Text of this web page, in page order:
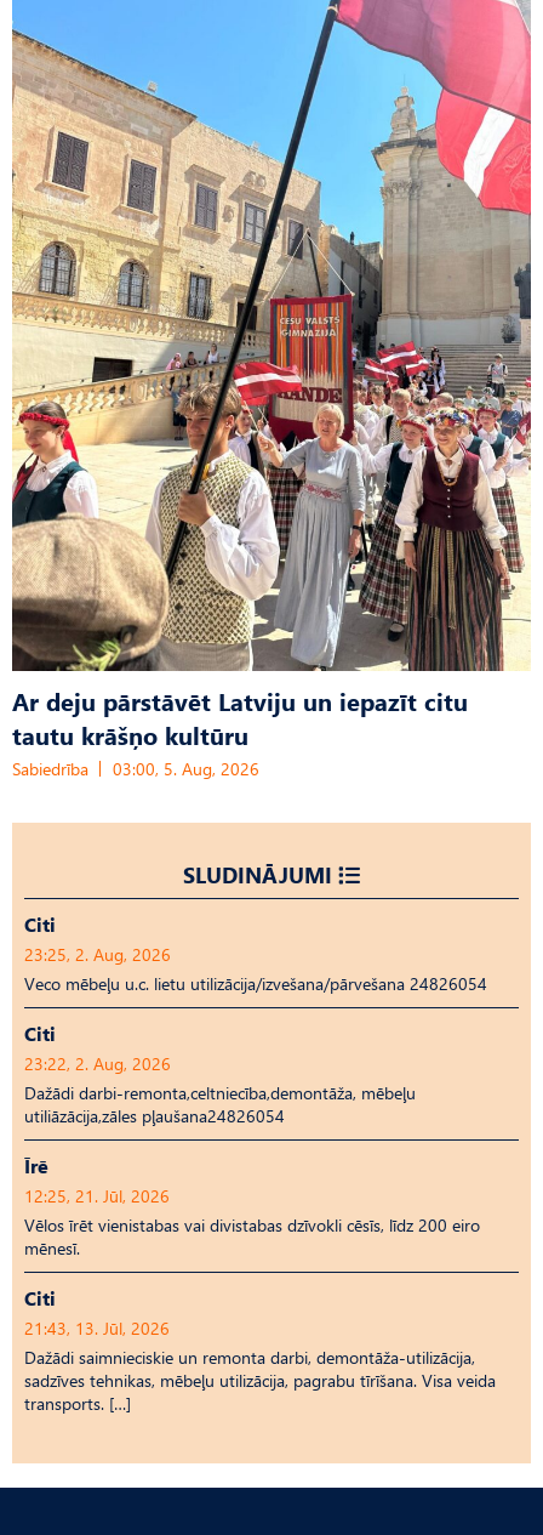
Ar deju pārstāvēt Latviju un iepazīt citu
tautu krāšņo kultūru
Sabiedrība 03:00, 5. Aug, 2026
SLUDINĀJUMI
Citi
23:25, 2. Aug, 2026
Veco mēbeļu u.c. lietu utilizācija/izvešana/pārvešana 24826054
Citi
23:22, 2. Aug, 2026
Dažādi darbi-remonta,celtniecība,demontāža, mēbeļu
utiliāzācija,zāles pļaušana24826054
Īrē
12:25, 21. Jūl, 2026
Vēlos īrēt vienistabas vai divistabas dzīvokli cēsīs, līdz 200 eiro
mēnesī.
Citi
21:43, 13. Jūl, 2026
Dažādi saimnieciskie un remonta darbi, demontāža-utilizācija,
sadzīves tehnikas, mēbeļu utilizācija, pagrabu tīrīšana. Visa veida
transports. […]